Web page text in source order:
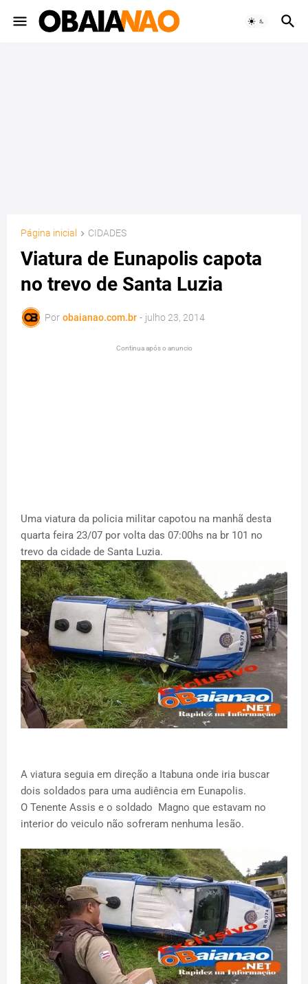
Página inicial CIDADES
Viatura de Eunapolis capota
no trevo de Santa Luzia
Por obaianao.com.br - julho 23, 2014
Continua após o anuncio
Uma viatura da policia militar capotou na manhã desta
quarta feira 23/07 por volta das 07:00hs na br 101 no
trevo da cidade de Santa Luzia.
A viatura seguia em direção a Itabuna onde iria buscar
dois soldados para uma audiência em Eunapolis.
O Tenente Assis e o soldado Magno que estavam no
interior do veiculo não sofreram nenhuma lesão.